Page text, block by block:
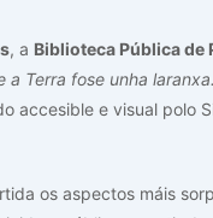
, a Biblioteca Pública
a Terra fose unha
accesible e visual polo
os aspectos máis